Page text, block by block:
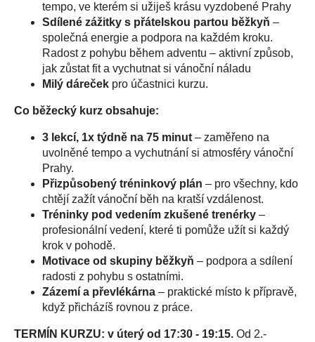
tempo, ve kterém si užiješ krásu vyzdobené Prahy
Sdílené zážitky s přátelskou partou běžkyň –
společná energie a podpora na každém kroku.
Radost z pohybu během adventu – aktivní způsob,
jak zůstat fit a vychutnat si vánoční náladu
Milý dáreček pro účastnici kurzu.
Co běžecký kurz obsahuje:
3 lekcí, 1x týdně na 75 minut – zaměřeno na
uvolněné tempo a vychutnání si atmosféry vánoční
Prahy.
Přizpůsobený tréninkový plán – pro všechny, kdo
chtějí zažít vánoční běh na kratší vzdálenost.
Tréninky pod vedením zkušené trenérky –
profesionální vedení, které ti pomůže užít si každý
krok v pohodě.
Motivace od skupiny běžkyň – podpora a sdílení
radosti z pohybu s ostatními.
Zázemí a převlékárna – praktické místo k přípravě,
když přicházíš rovnou z práce.
TERMÍN KURZU: v úterý od 17:30 - 19:15. Od 2.-